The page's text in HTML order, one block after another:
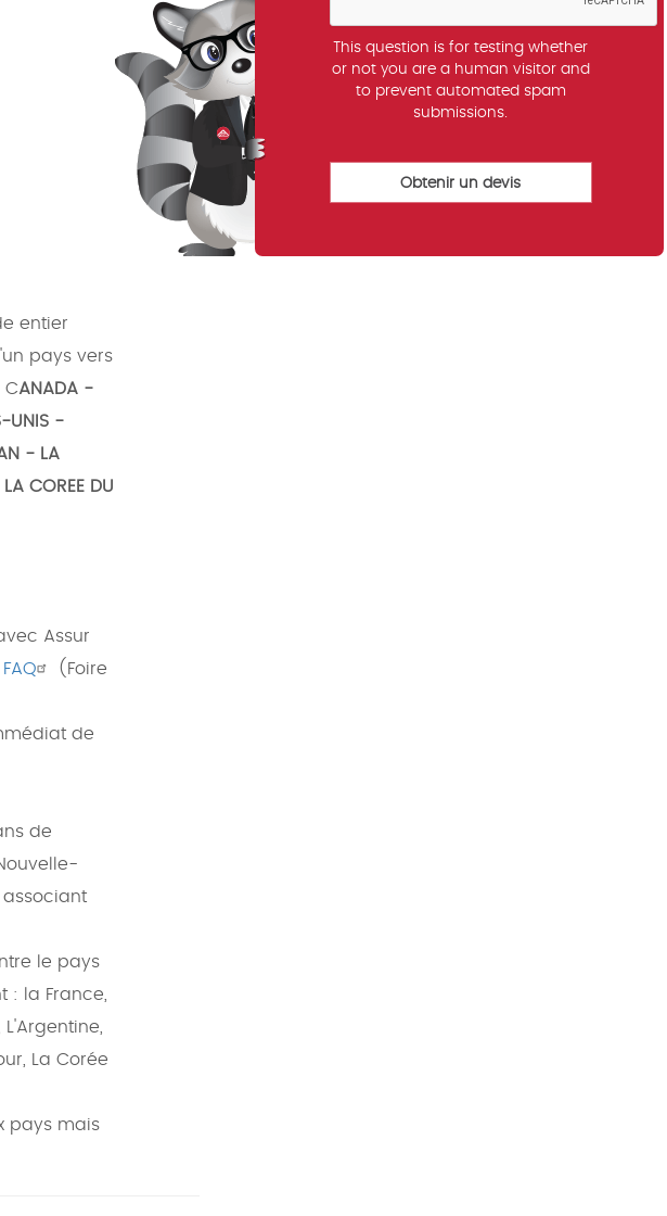
entier
pays vers
CANADA -
UNIS -
- LA
COREE DU
Assur
FAQ
(Foire
de
de
associant
le pays
: la France,
La Corée
pays mais
This question is for testing whether
or not you are a human visitor and
to prevent automated spam
submissions.